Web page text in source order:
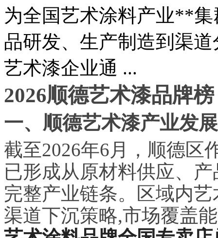
为全国艺术涂料产业**
品研发、生产制造到渠
艺术漆企业通 ...
2026顺德艺术漆品牌
一、顺德艺术漆产业发
截至2026年6月，顺德区
已形成从原材料供应、
完整产业链条。区域内
渠道下沉策略,市场覆盖